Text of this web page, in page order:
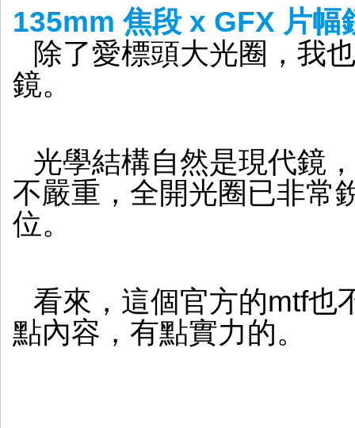
135mm 焦段 x GFX 片幅
除了愛標頭大光圈，我
鏡。
光學結構自然是現代鏡
不嚴重，全開光圈已非常
位。
看來，這個官方的mtf也
點內容，有點實力的。